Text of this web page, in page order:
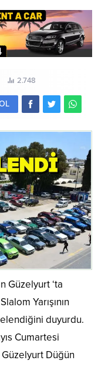
2.748
Güzelyurt ‘ta
Yarışının
duyurdu.
Cumartesi
Düğün